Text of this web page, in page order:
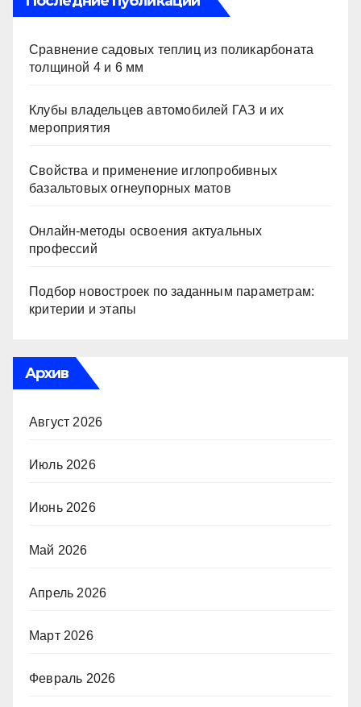
Сравнение садовых теплиц из поликарбоната
толщиной 4 и 6 мм
Клубы владельцев автомобилей ГАЗ и их
мероприятия
Свойства и применение иглопробивных
базальтовых огнеупорных матов
Онлайн-методы освоения актуальных
профессий
Подбор новостроек по заданным параметрам:
критерии и этапы
Архив
Август 2026
Июль 2026
Июнь 2026
Май 2026
Апрель 2026
Март 2026
Февраль 2026